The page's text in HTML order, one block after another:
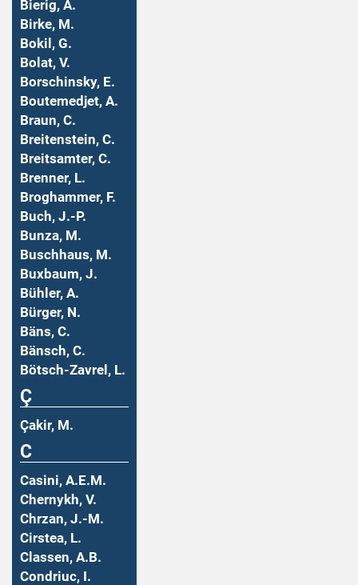
Bierig, A.
Birke, M.
Bokil, G.
Bolat, V.
Borschinsky, E.
Boutemedjet, A.
Braun, C.
Breitenstein, C.
Breitsamter, C.
Brenner, L.
Broghammer, F.
Buch, J.-P.
Bunza, M.
Buschhaus, M.
Buxbaum, J.
Bühler, A.
Bürger, N.
Bäns, C.
Bänsch, C.
Bötsch-Zavrel, L.
Ç
Çakir, M.
C
Casini, A.E.M.
Chernykh, V.
Chrzan, J.-M.
Cirstea, L.
Classen, A.B.
Condriuc, I.